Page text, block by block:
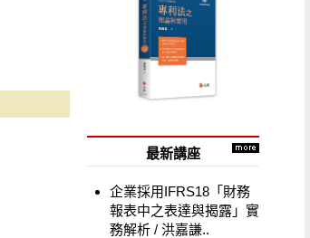
最新講座
企業採用IFRS18「財務
報表中之表達與揭露」實
務解析
洪嘉謙..